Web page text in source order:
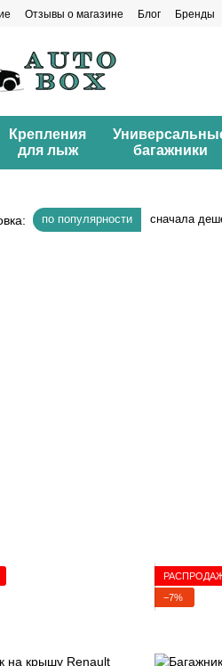
Отзывы о магазине Блог Бренды
Крепления
для лыж
багажники
по популярности сначала
−7%